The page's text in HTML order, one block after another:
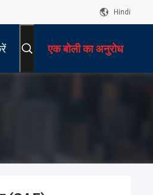
Hindi
एक बोली का अनुरोध